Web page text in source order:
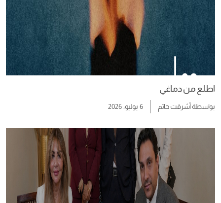
اطلع من دماغي
بواسطةأشرقت حاتم 6 يوليو، 2026